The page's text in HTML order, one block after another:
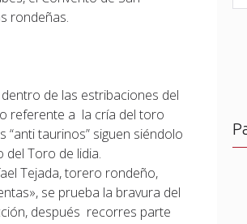
rondeñas.
de las estribaciones del
referente a la cría del toro
“anti taurinos” siguen siéndolo
Toro de lidia.
Tejada, torero rondeño,
se prueba la bravura del
después recorres parte